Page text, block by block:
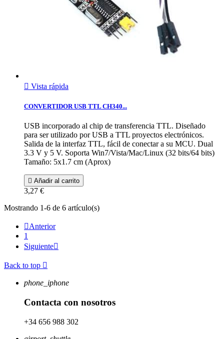
 Vista rápida
CONVERTIDOR USB TTL CH340...
USB incorporado al chip de transferencia TTL. Diseñado
para ser utilizado por USB a TTL proyectos electrónicos.
Salida de la interfaz TTL, fácil de conectar a su MCU. Dual
3.3 V y 5 V. Soporta Win7/Vista/Mac/Linux (32 bits/64 bits)
Tamaño: 5x1.7 cm (Aprox)
 Añadir al carrito
3,27 €
Mostrando 1-6 de 6 artículo(s)
Anterior
1
Siguiente
Back to top 
phone_iphone
Contacta con nosotros
+34 656 988 302